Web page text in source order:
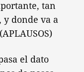
tan
y donde va a
el dato